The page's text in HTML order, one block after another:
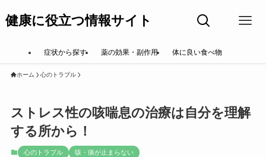
健康に役立つ情報サイト
症状から探す 薬の効果・副作用 体に良い食べ物
ホーム 心のトラブル
ストレス性の咳喘息の治療は自分を理解
する所から！
心のトラブル 咳・痰が止まらない